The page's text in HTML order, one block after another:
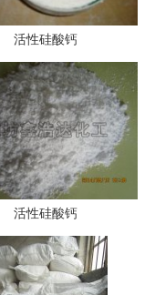
活性硅酸钙
活性硅酸钙